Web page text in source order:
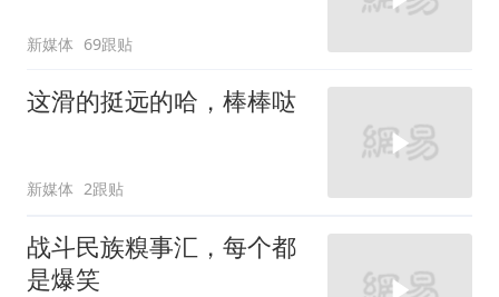
新媒体 69跟贴
这滑的挺远的哈，棒棒哒
新媒体 2跟贴
战斗民族糗事汇，每个都
是爆笑